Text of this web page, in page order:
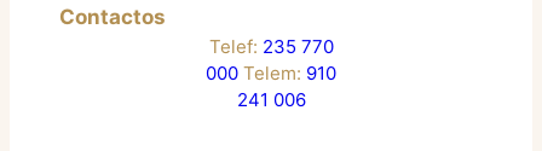
Contactos
Telef: 235 770
000 Telem: 910
241 006